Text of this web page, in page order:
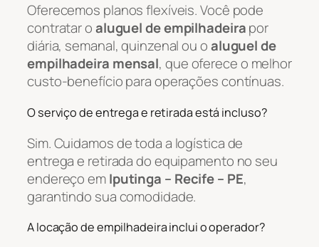
Oferecemos planos flexíveis. Você pode
contratar oaluguel de empilhadeirapor
diária, semanal, quinzenal ou oaluguel de
empilhadeira mensal, que oferece o melhor
custo-benefício para operações contínuas.
O serviço de entrega e retirada está incluso?
Sim. Cuidamos de toda a logística de
entrega e retirada do equipamento no seu
endereço emIputinga – Recife – PE,
garantindo sua comodidade.
A locação de empilhadeira inclui o operador?